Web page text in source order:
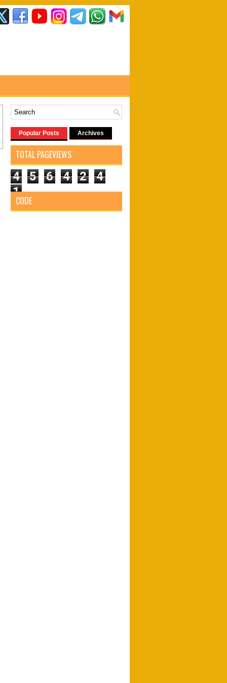
Popular Posts Archives
TOTAL PAGEVIEWS
4 5 6 4 2
4
1
CODE